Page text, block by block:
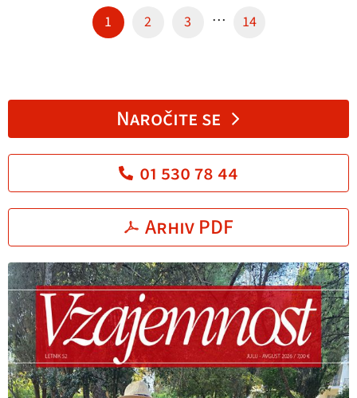
1 2 3 … 14
Naročite se
01 530 78 44
Arhiv PDF